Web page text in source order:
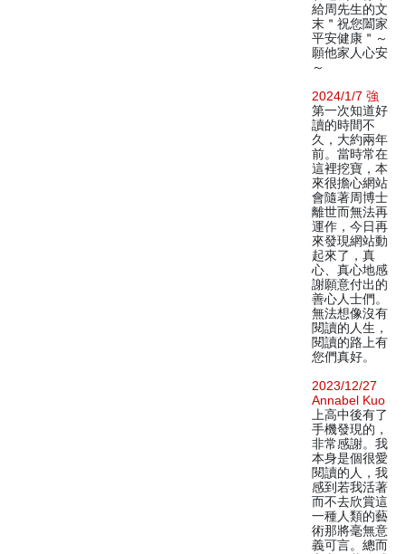
給周先生的文
末＂祝您闔家
平安健康＂～
願他家人心安
～
2024/1/7 強
第一次知道好
讀的時間不
久，大約兩年
前。當時常在
這裡挖寶，本
來很擔心網站
會隨著周博士
離世而無法再
運作，今日再
來發現網站動
起來了，真
心、真心地感
謝願意付出的
善心人士們。
無法想像沒有
閱讀的人生，
閱讀的路上有
您們真好。
2023/12/27
Annabel Kuo
上高中後有了
手機發現的，
非常感謝。我
本身是個很愛
閱讀的人，我
感到若我活著
而不去欣賞這
一種人類的藝
術那將毫無意
義可言。總而